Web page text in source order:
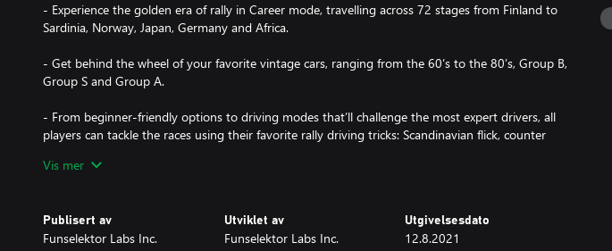
- Experience the golden era of rally in Career mode, travelling across 72 stages from Finland to
Sardinia, Norway, Japan, Germany and Africa.
- Get behind the wheel of your favorite vintage cars, ranging from the 60’s to the 80’s, Group B,
Group S and Group A.
- From beginner-friendly options to driving modes that’ll challenge the most expert drivers, all
players can tackle the races using their favorite rally driving tricks: Scandinavian flick, counter
- Show off your driving skills, or simply your favourite landscapes, with the integrated Photo and
Replay mode"
Vis mer
Publisert av
Funselektor Labs Inc.
Utviklet av
Funselektor Labs Inc.
Utgivelsesdato
12.8.2021